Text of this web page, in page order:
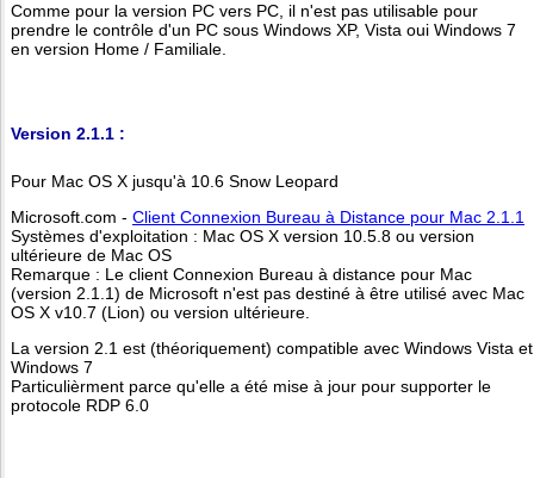
Comme pour la version PC vers PC, il n'est pas utilisable pour
prendre le contrôle d'un PC sous Windows XP, Vista oui Windows 7
en version Home / Familiale.
Version 2.1.1 :
Pour Mac OS X jusqu'à 10.6 Snow Leopard
Microsoft.com - Client Connexion Bureau à Distance pour Mac 2.1.1
Systèmes d'exploitation : Mac OS X version 10.5.8 ou version
ultérieure de Mac OS
Remarque : Le client Connexion Bureau à distance pour Mac
(version 2.1.1) de Microsoft n'est pas destiné à être utilisé avec Mac
OS X v10.7 (Lion) ou version ultérieure.
La version 2.1 est (théoriquement) compatible avec Windows Vista et
Windows 7
Particulièrment parce qu'elle a été mise à jour pour supporter le
protocole RDP 6.0